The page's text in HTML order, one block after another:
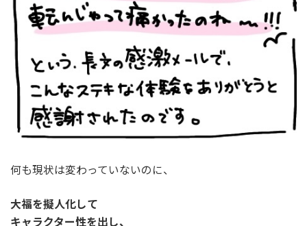
何も現状は変わっていないのに、
大福を擬人化して
キャラクター性を出し、